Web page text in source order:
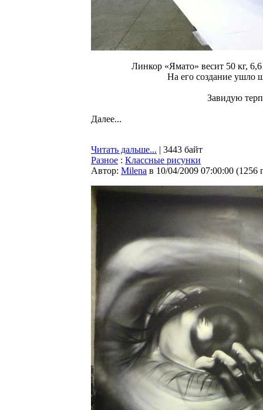
Линкор «Ямато» весит 50 кг,
На его создание ушло
Завидую
Далее...
Читать дальше... | 3443 байт
Разное : Классные рисунки
Автор: Milena в 10/04/2009 07:00:00 (1256